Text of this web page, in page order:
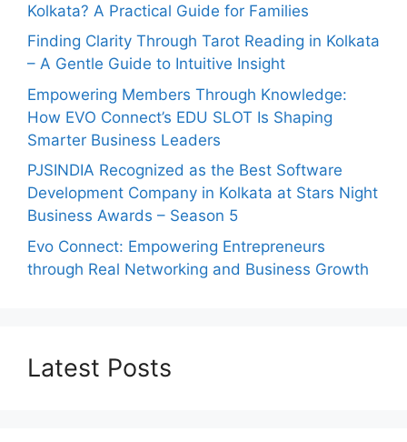
Kolkata? A Practical Guide for Families
Finding Clarity Through Tarot Reading in Kolkata
– A Gentle Guide to Intuitive Insight
Empowering Members Through Knowledge:
How EVO Connect’s EDU SLOT Is Shaping
Smarter Business Leaders
PJSINDIA Recognized as the Best Software
Development Company in Kolkata at Stars Night
Business Awards – Season 5
Evo Connect: Empowering Entrepreneurs
through Real Networking and Business Growth
Latest Posts